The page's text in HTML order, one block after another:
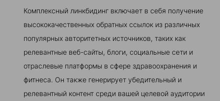
Комплексный линкбидинг включает в себя получение
высококачественных обратных ссылок из различных
популярных авторитетных источников, таких как
релевантные веб-сайты, блоги, социальные сети и
отраслевые платформы в сфере здравоохранения и
фитнеса. Он также генерирует убедительный и
релевантный контент среди вашей целевой аудитории